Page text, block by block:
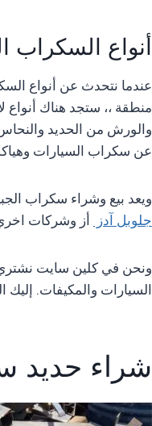
أنواع السكراب
عندما نتحدث عن أنواع
منطقة ،، ستجد هناك أنواع
والورش من الحديد
عن سكراب السيارات
ويعد بيع وشراء سكراب
جلوبل آدز
أز وشركات
ونحن في كلين سايت نشتري
السيارات والمكيفات. إليك
شراء حديد